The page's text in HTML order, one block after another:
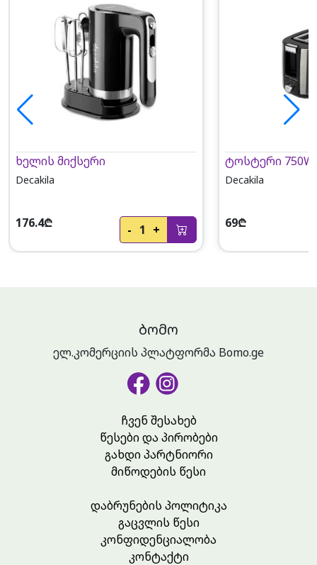
ხელის მიქსერი
Decakila
176.4₾ - 1 +
ტოსტერი 750W
Decakila
69₾
ᲑᲝᲛᲝ
ელ.კომერციის პლატფორმა Bomo.ge
ჩვენ შესახებ
წესები და პირობები
გახდი პარტნიორი
მიწოდების წესი
დაბრუნების პოლიტიკა
გაცვლის წესი
კონფიდენციალობა
კონტაქტი